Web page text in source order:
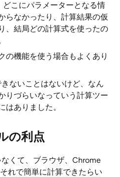
こにパラメーターとなる情
らなかったり、計算結果の仮
、結局どの計算式を使ったの
の機能を使う場合もよくあり
ないことはないけど、なん
りづらいなっていう計算ツー
はありました。
の利点
くて、ブラウザ、Chrome
れで簡単に計算できたらい